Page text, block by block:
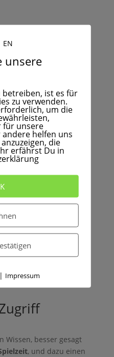
testeten fragten, wie
Objekten. Ja, ich
Photoshop
Photoshop
konzipierte ich ganz
bestimmten
alles,ohne Dich in
müssen. Ich zeige Dir
Schritt für Schritt
Photoshop-
in einen komplett
Wissen, besser gesagt
, und dazu einen
EN
unsere
betreiben, ist es für
zu verwenden.
um die
für unsere
helfen uns
die
erfährst Du in
| Impressum